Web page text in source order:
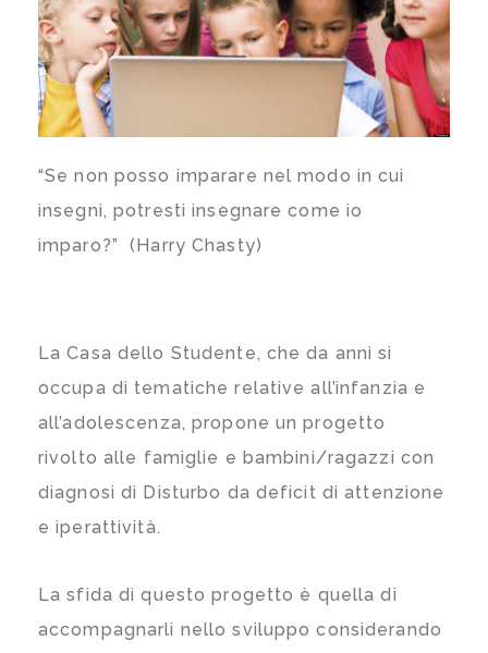
“Se non posso imparare nel modo in cui
insegni, potresti insegnare come io
imparo?” (Harry Chasty)
La Casa dello Studente, che da anni si
occupa di tematiche relative all’infanzia e
all’adolescenza, propone un progetto
rivolto alle famiglie e bambini/ragazzi con
diagnosi di Disturbo da deficit di attenzione
e iperattività.
La sfida di questo progetto è quella di
accompagnarli nello sviluppo considerando